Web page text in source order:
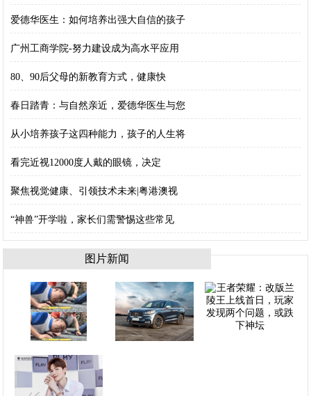
爱德华医生：如何培养出强大自信的孩子
广州工商学院-努力建设成为高水平应用
80、90后父母的新教育方式，健康快
春日踏青：与自然亲近，爱德华医生与您
从小培养孩子这四种能力，孩子的人生将
看完近视12000度人戴的眼镜，决定
聚焦视觉健康、引领技术未来|粤港澳视
“神兽”开学啦，家长们需警惕这些常见
图片新闻